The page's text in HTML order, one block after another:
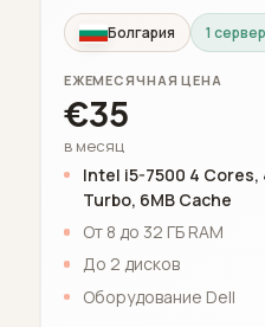
Болгария 1
ЕЖЕМЕСЯЧНАЯ ЦЕНА
€35
в месяц
Intel i5-7500 4 Cores,
Turbo, 6MB Cache
От 8 до 32 ГБ RAM
До 2 дисков
Оборудование Dell